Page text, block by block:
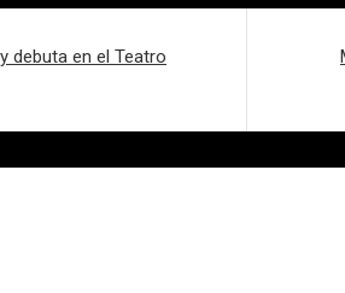
debuta en el Teatro